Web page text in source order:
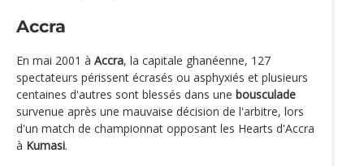
Accra
En mai 2001 à Accra, la capitale ghanéenne, 127
spectateurs périssent écrasés ou asphyxiés et plusieurs
centaines d'autres sont blessés dans une bousculade
survenue après une mauvaise décision de l'arbitre, lors
d'un match de championnat opposant les Hearts d'Accra
à Kumasi.